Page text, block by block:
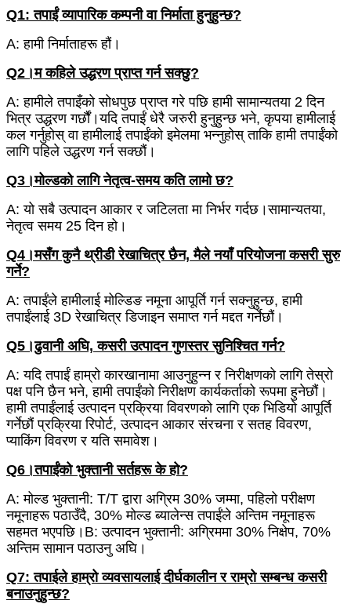
Q1: तपाईं व्यापारिक कम्पनी वा निर्माता हुनुहुन्छ?
A: हामी निर्माताहरू हौं।
Q2।म कहिले उद्धरण प्राप्त गर्न सक्छु?
A: हामीले तपाइँको सोधपुछ प्राप्त गरे पछि हामी सामान्यतया 2 दिन
भित्र उद्धरण गर्छौं।यदि तपाईं धेरै जरुरी हुनुहुन्छ भने, कृपया हामीलाई
कल गर्नुहोस् वा हामीलाई तपाईंको इमेलमा भन्नुहोस् ताकि हामी तपाईंको
लागि पहिले उद्धरण गर्न सक्छौं।
Q3।मोल्डको लागि नेतृत्व-समय कति लामो छ?
A: यो सबै उत्पादन आकार र जटिलता मा निर्भर गर्दछ।सामान्यतया,
नेतृत्व समय 25 दिन हो।
Q4।मसँग कुनै थ्रीडी रेखाचित्र छैन, मैले नयाँ परियोजना कसरी सुरु
गर्ने?
A: तपाईंले हामीलाई मोल्डिङ नमूना आपूर्ति गर्न सक्नुहुन्छ, हामी
तपाईंलाई 3D रेखाचित्र डिजाइन समाप्त गर्न मद्दत गर्नेछौं।
Q5।ढुवानी अघि, कसरी उत्पादन गुणस्तर सुनिश्चित गर्न?
A: यदि तपाईं हाम्रो कारखानामा आउनुहुन्न र निरीक्षणको लागि तेस्रो
पक्ष पनि छैन भने, हामी तपाईंको निरीक्षण कार्यकर्ताको रूपमा हुनेछौं।
हामी तपाईंलाई उत्पादन प्रक्रिया विवरणको लागि एक भिडियो आपूर्ति
गर्नेछौं प्रक्रिया रिपोर्ट, उत्पादन आकार संरचना र सतह विवरण,
प्याकिंग विवरण र यति समावेश।
Q6।तपाईंको भुक्तानी सर्तहरू के हो?
A: मोल्ड भुक्तानी: T/T द्वारा अग्रिम 30% जम्मा, पहिलो परीक्षण
नमूनाहरू पठाउँदै, 30% मोल्ड ब्यालेन्स तपाईंले अन्तिम नमूनाहरू
सहमत भएपछि।B: उत्पादन भुक्तानी: अग्रिममा 30% निक्षेप, 70%
अन्तिम सामान पठाउनु अघि।
Q7: तपाईले हाम्रो व्यवसायलाई दीर्घकालीन र राम्रो सम्बन्ध कसरी
बनाउनुहुन्छ?